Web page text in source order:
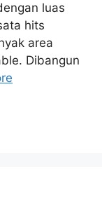
luas
hits
area
Dibangun